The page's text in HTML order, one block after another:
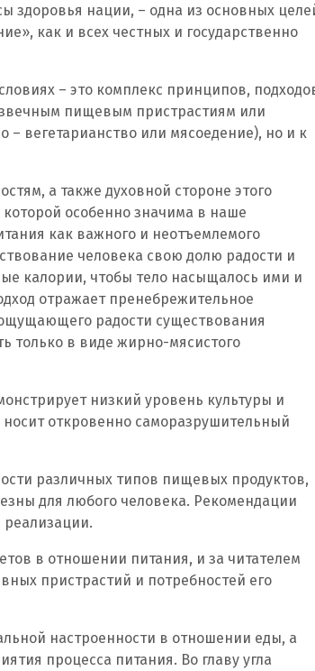
здоровья нации, – одна из основных
как и всех честных и государственно
– это комплекс принципов,
пищевым пристрастиям или
вегетарианство или мясоедение), но и к
а также духовной стороне этого
особенно значима в наше
как важного и неотъемлемого
человека свою долю радости и
калории, чтобы тело насыщалось ими и
отражает пренебрежительное
радости существования
только в виде жирно-мясистого
низкий уровень культуры и
откровенно саморазрушительный
различных типов пищевых продуктов,
для любого человека. Рекомендации
в отношении питания, и за читателем
пристрастий и потребностей его
настроенности в отношении еды, а
процесса питания. Во главу угла